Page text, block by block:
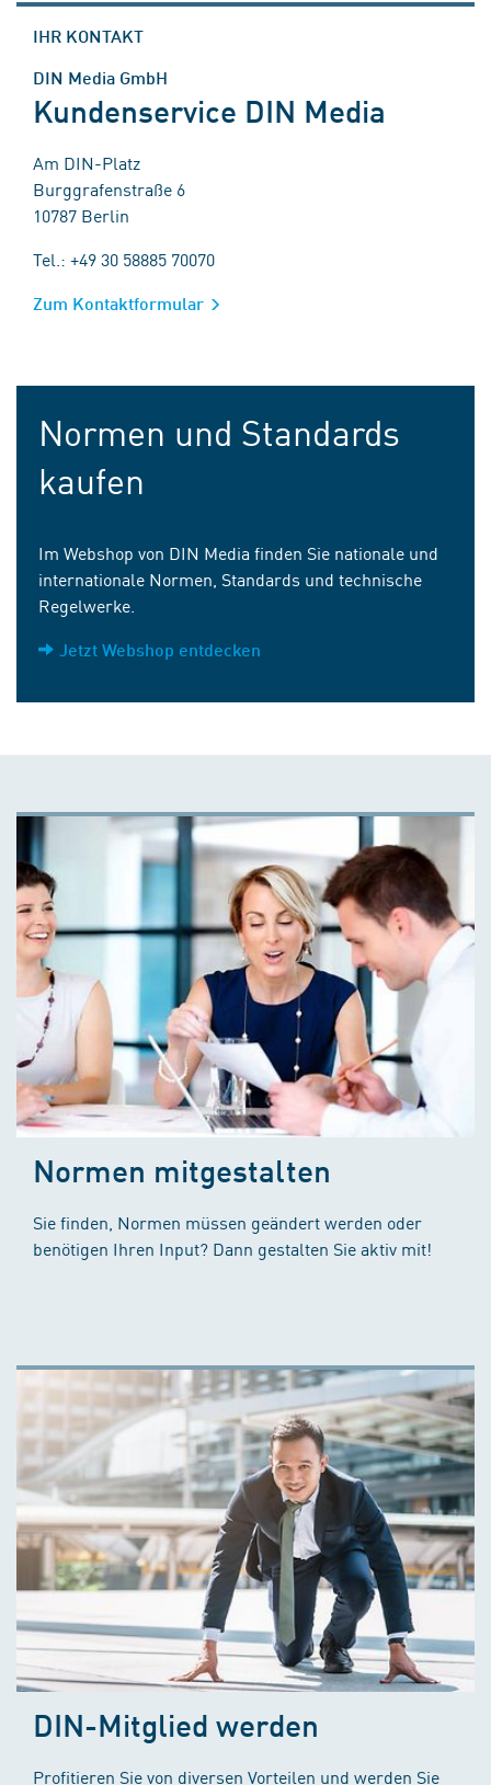
IHR KONTAKT
DIN Media GmbH
Kundenservice DIN Media
Am DIN-Platz
Burggrafenstraße 6
10787 Berlin
Tel.: +49 30 58885 70070
Zum Kontaktformular
Normen und Standards
kaufen
Im Webshop von DIN Media finden Sie nationale und
internationale Normen, Standards und technische
Regelwerke.
Jetzt Webshop entdecken
Normen mitgestalten
Sie finden, Normen müssen geändert werden oder
benötigen Ihren Input? Dann gestalten Sie aktiv mit!
DIN-Mitglied werden
Profitieren Sie von diversen Vorteilen und werden Sie